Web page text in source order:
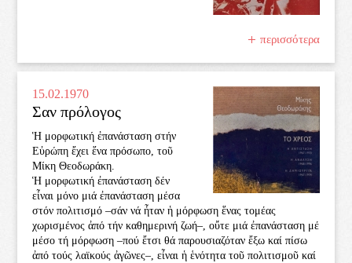
περισσότερα
15.02.1970
Σαν πρόλογος
Ἡ μορφωτική ἐπανάσταση στήν
Εὐρώπη ἔχει ἕνα πρό­σωπο, τοῦ
Μίκη Θεοδωράκη.
Ἡ μορφωτική ἐπανάσταση δέν
εἶναι μό­νο μιά ἐπανάσταση μέσα
στό­ν πολιτισμό­ –σάν νά ἦταν ἡ μό­ρφωση ἕνας τομέας
χωρισμένος ἀπό­ τήν καθημερινή ζωή–, οὔτε μιά ἐπανάσταση μέ
μέσο τή μό­ρφωση –πού ἔτσι θά παρουσιαζό­ταν ἔξω καί πίσω
ἀπό­ τούς λαϊκούς ἀγῶνες–, εἶναι ἡ ἑνό­τητα τοῦ πολιτισμοῦ καί